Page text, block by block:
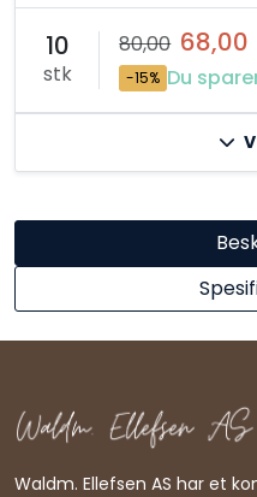
10
stk
80,00 68,00
-15% Du
Waldm. Ellefsen AS har et